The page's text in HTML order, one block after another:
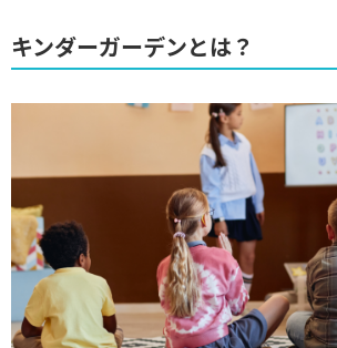
キンダーガーデンとは？